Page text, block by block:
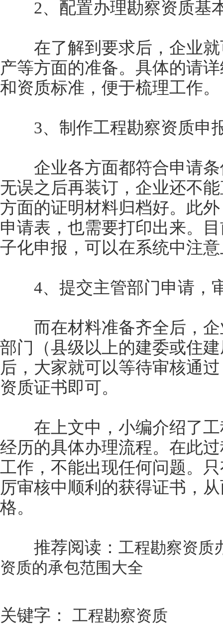
2、配置办理勘察资质基
在了解到要求后，企业就
产等方面的准备。具体的请
和资质标准，便于梳理工作。
3、制作工程勘察资质申
企业各方面都符合申请条
无误之后再装订，企业还不
方面的证明材料归档好。此
申请表，也需要打印出来。
子化申报，可以在系统中注
4、提交主管部门申请，
而在材料准备齐全后，企
部门（县级以上的建委或住
后，大家就可以等待审核通
资质证书即可。
在上文中，小编介绍了工
经历的具体办理流程。在此
工作，不能出现任何问题。
厉审核中顺利的获得证书，
格。
推荐阅读： 工程勘察资质
资质的承包范围大全
关键字： 工程勘察资质